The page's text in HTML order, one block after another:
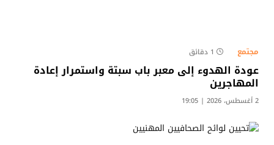
مجتمع 1 دقائق
عودة الهدوء إلى معبر باب سبتة واستمرار إعادة
المهاجرين
2 أغسطس، 2026 | 19:05